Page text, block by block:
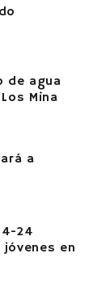
de agua
Mina
a
24
en